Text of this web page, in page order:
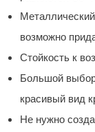
возможно
Стойкость к
Большой выбор
красивый вид
Не нужно